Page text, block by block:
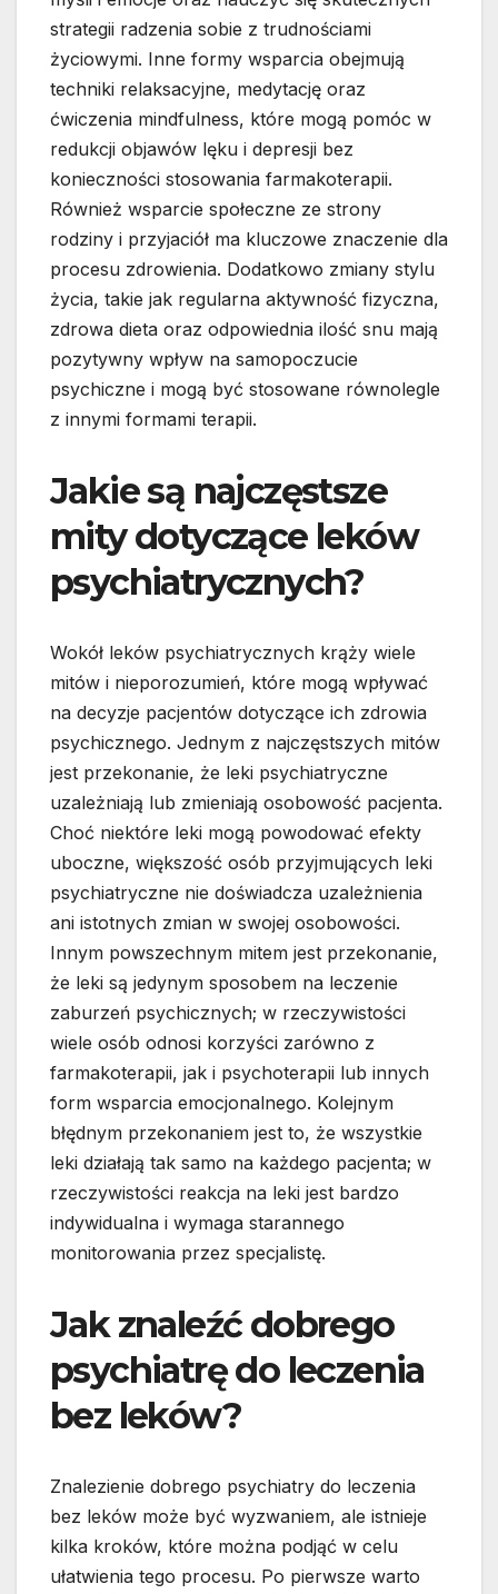
strategii radzenia sobie z trudnościami
życiowymi. Inne formy wsparcia obejmują
techniki relaksacyjne, medytację oraz
ćwiczenia mindfulness, które mogą pomóc w
redukcji objawów lęku i depresji bez
konieczności stosowania farmakoterapii.
Również wsparcie społeczne ze strony
rodziny i przyjaciół ma kluczowe znaczenie dla
procesu zdrowienia. Dodatkowo zmiany stylu
życia, takie jak regularna aktywność fizyczna,
zdrowa dieta oraz odpowiednia ilość snu mają
pozytywny wpływ na samopoczucie
psychiczne i mogą być stosowane równolegle
z innymi formami terapii.
Jakie są najczęstsze
mity dotyczące leków
psychiatrycznych?
Wokół leków psychiatrycznych krąży wiele
mitów i nieporozumień, które mogą wpływać
na decyzje pacjentów dotyczące ich zdrowia
psychicznego. Jednym z najczęstszych mitów
jest przekonanie, że leki psychiatryczne
uzależniają lub zmieniają osobowość pacjenta.
Choć niektóre leki mogą powodować efekty
uboczne, większość osób przyjmujących leki
psychiatryczne nie doświadcza uzależnienia
ani istotnych zmian w swojej osobowości.
Innym powszechnym mitem jest przekonanie,
że leki są jedynym sposobem na leczenie
zaburzeń psychicznych; w rzeczywistości
wiele osób odnosi korzyści zarówno z
farmakoterapii, jak i psychoterapii lub innych
form wsparcia emocjonalnego. Kolejnym
błędnym przekonaniem jest to, że wszystkie
leki działają tak samo na każdego pacjenta; w
rzeczywistości reakcja na leki jest bardzo
indywidualna i wymaga starannego
monitorowania przez specjalistę.
Jak znaleźć dobrego
psychiatrę do leczenia
bez leków?
Znalezienie dobrego psychiatry do leczenia
bez leków może być wyzwaniem, ale istnieje
kilka kroków, które można podjąć w celu
ułatwienia tego procesu. Po pierwsze warto